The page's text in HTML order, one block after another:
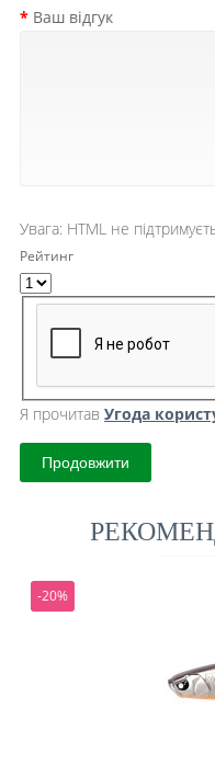
Ваш відгук
Увага: HTML не
Рейтинг
Я прочитав Угода
Продовжити
-20%